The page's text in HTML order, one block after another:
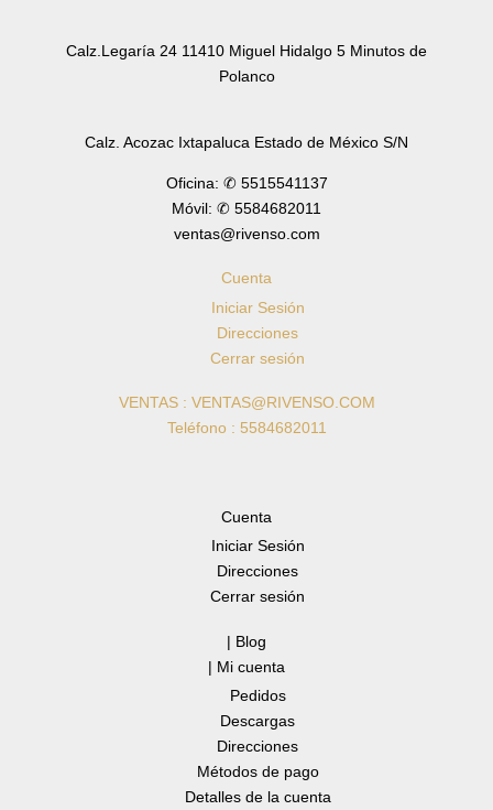
Calz.Legaría 24 11410 Miguel Hidalgo 5 Minutos de
Polanco
Calz. Acozac Ixtapaluca Estado de México S/N
Oficina: ✆ 5515541137
Móvil: ✆ 5584682011
ventas@rivenso.com
Cuenta
Iniciar Sesión
Direcciones
Cerrar sesión
VENTAS : VENTAS@RIVENSO.COM
Teléfono : 5584682011
Cuenta
Iniciar Sesión
Direcciones
Cerrar sesión
| Blog
| Mi cuenta
Pedidos
Descargas
Direcciones
Métodos de pago
Detalles de la cuenta